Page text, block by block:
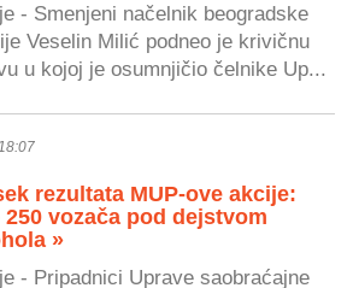
- Smenjeni načelnik beogradske
Veselin Milić podneo je krivičnu
u kojoj je osumnjičio čelnike Up...
rezultata MUP-ove akcije:
250 vozača pod dejstvom
»
- Pripadnici Uprave saobraćajne